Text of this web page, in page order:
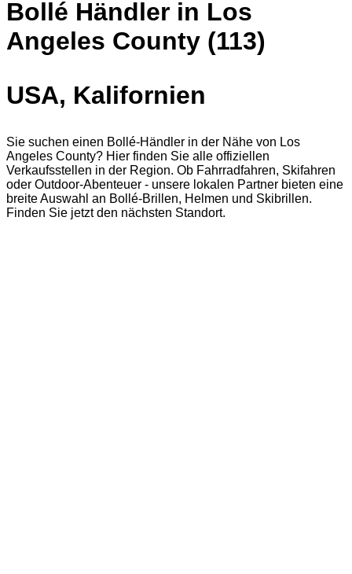
Bollé Händler in Los
Angeles County (113)
USA, Kalifornien
Sie suchen einen Bollé-Händler in der Nähe von Los
Angeles County? Hier finden Sie alle offiziellen
Verkaufsstellen in der Region. Ob Fahrradfahren, Skifahren
oder Outdoor-Abenteuer - unsere lokalen Partner bieten eine
breite Auswahl an Bollé-Brillen, Helmen und Skibrillen.
Finden Sie jetzt den nächsten Standort.